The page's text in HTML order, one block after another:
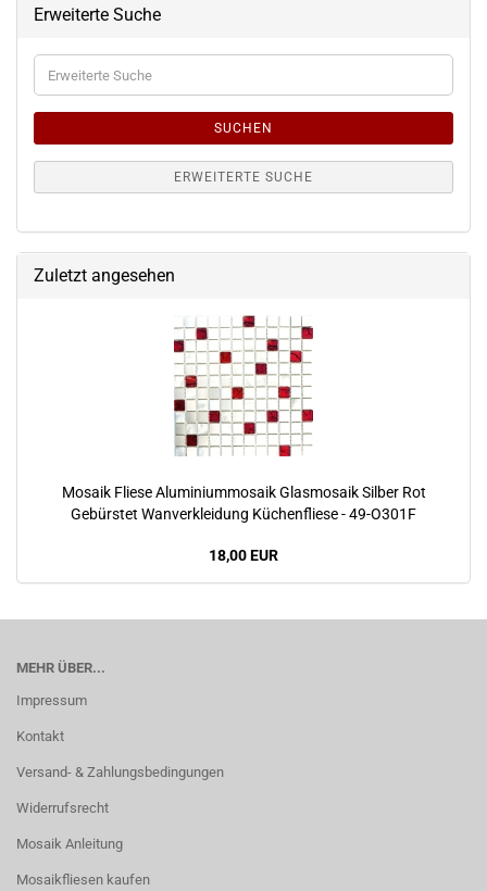
Erweiterte Suche
Erweiterte
Suche
SUCHEN
ERWEITERTE SUCHE
Zuletzt angesehen
Mosaik Fliese Aluminiummosaik Glasmosaik Silber Rot
Gebürstet Wanverkleidung Küchenfliese - 49-O301F
18,00 EUR
MEHR ÜBER...
Impressum
Kontakt
Versand- & Zahlungsbedingungen
Widerrufsrecht
Mosaik Anleitung
Mosaikfliesen kaufen